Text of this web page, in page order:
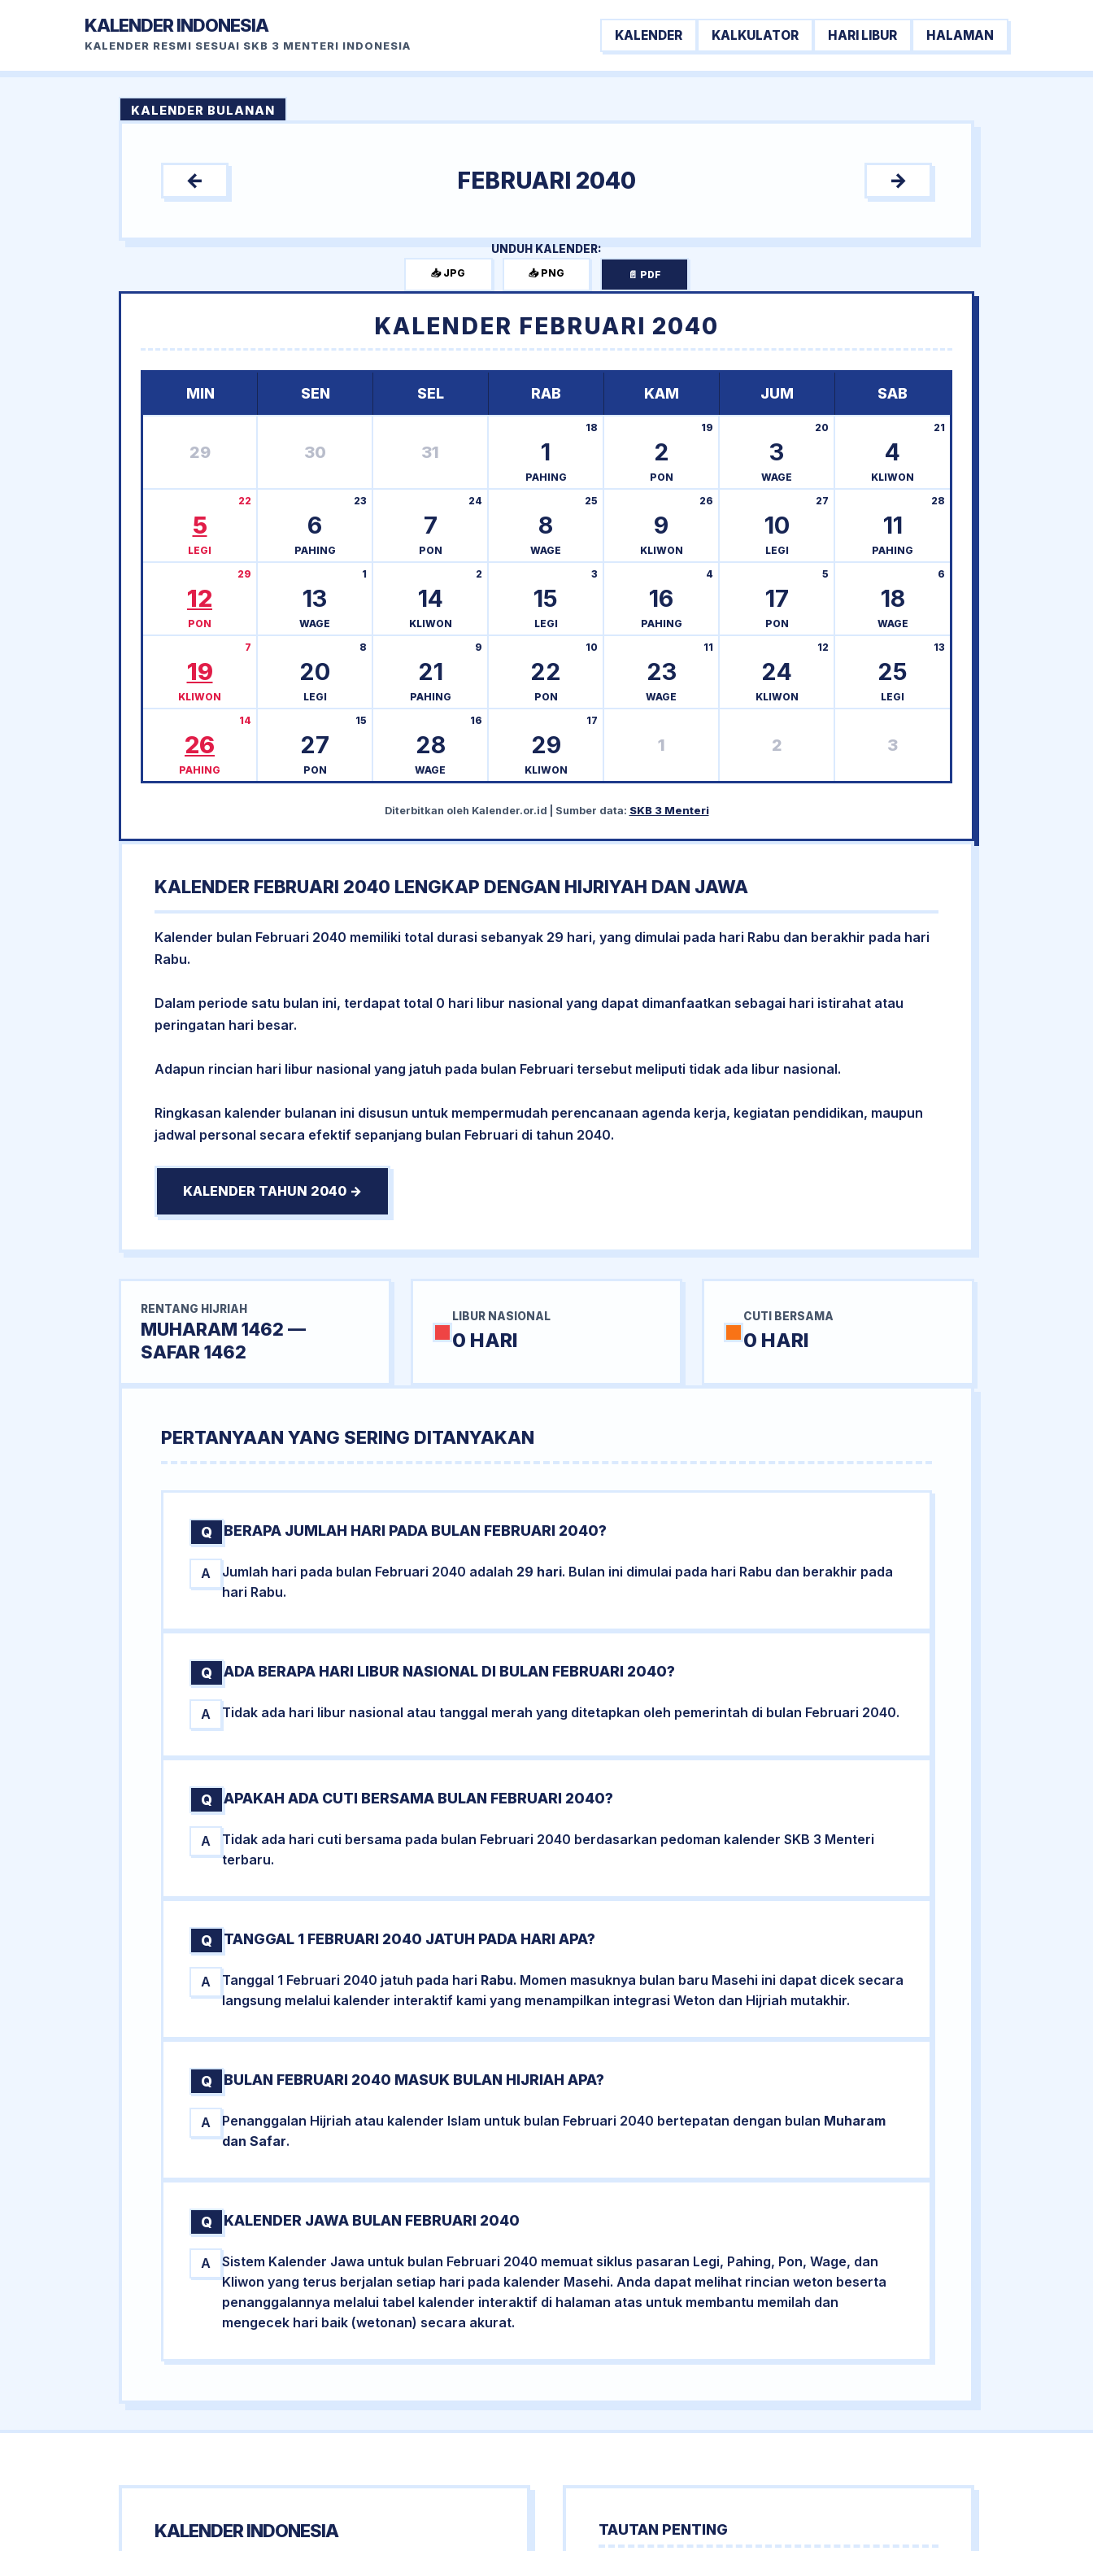
KALENDER INDONESIA
KALENDER RESMI SESUAI SKB 3 MENTERI INDONESIA
KALENDER KALKULATOR HARI LIBUR HALAMAN
KALENDER BULANAN
← FEBRUARI 2040 →
UNDUH KALENDER:
📥 JPG 📥 PNG 📄 PDF
KALENDER FEBRUARI 2040
MIN SEN SEL RAB KAM JUM SAB
29 30 31 1
18
PAHING
2
19
PON
3
20
WAGE
4
21
KLIWON
5
22
LEGI
6
23
PAHING
7
24
PON
8
25
WAGE
9
26
KLIWON
10
27
LEGI
11
28
PAHING
12
29
PON
13
1
WAGE
14
2
KLIWON
15
3
LEGI
16
4
PAHING
17
5
PON
18
6
WAGE
19
7
KLIWON
20
8
LEGI
21
9
PAHING
22
10
PON
23
11
WAGE
24
12
KLIWON
25
13
LEGI
26
14
PAHING
27
15
PON
28
16
WAGE
29
17
KLIWON
1 2 3
Diterbitkan oleh Kalender.or.id | Sumber data: SKB 3 Menteri
KALENDER FEBRUARI 2040 LENGKAP DENGAN HIJRIYAH DAN JAWA
Kalender bulan Februari 2040 memiliki total durasi sebanyak 29 hari, yang dimulai pada hari Rabu dan berakhir pada hari
Rabu.
Dalam periode satu bulan ini, terdapat total 0 hari libur nasional yang dapat dimanfaatkan sebagai hari istirahat atau
peringatan hari besar.
Adapun rincian hari libur nasional yang jatuh pada bulan Februari tersebut meliputi tidak ada libur nasional.
Ringkasan kalender bulanan ini disusun untuk mempermudah perencanaan agenda kerja, kegiatan pendidikan, maupun
jadwal personal secara efektif sepanjang bulan Februari di tahun 2040.
KALENDER TAHUN 2040 →
RENTANG HIJRIAH
MUHARAM 1462 —
SAFAR 1462
LIBUR NASIONAL
0 HARI
CUTI BERSAMA
0 HARI
PERTANYAAN YANG SERING DITANYAKAN
Q BERAPA JUMLAH HARI PADA BULAN FEBRUARI 2040?
A Jumlah hari pada bulan Februari 2040 adalah 29 hari. Bulan ini dimulai pada hari Rabu dan berakhir pada
hari Rabu.
Q ADA BERAPA HARI LIBUR NASIONAL DI BULAN FEBRUARI 2040?
A Tidak ada hari libur nasional atau tanggal merah yang ditetapkan oleh pemerintah di bulan Februari 2040.
Q APAKAH ADA CUTI BERSAMA BULAN FEBRUARI 2040?
A
Tidak ada hari cuti bersama pada bulan Februari 2040 berdasarkan pedoman kalender SKB 3 Menteri
terbaru.
Q TANGGAL 1 FEBRUARI 2040 JATUH PADA HARI APA?
A Tanggal 1 Februari 2040 jatuh pada hari Rabu. Momen masuknya bulan baru Masehi ini dapat dicek secara
langsung melalui kalender interaktif kami yang menampilkan integrasi Weton dan Hijriah mutakhir.
Q BULAN FEBRUARI 2040 MASUK BULAN HIJRIAH APA?
A Penanggalan Hijriah atau kalender Islam untuk bulan Februari 2040 bertepatan dengan bulan Muharam
dan Safar.
Q KALENDER JAWA BULAN FEBRUARI 2040
A
Sistem Kalender Jawa untuk bulan Februari 2040 memuat siklus pasaran Legi, Pahing, Pon, Wage, dan
Kliwon yang terus berjalan setiap hari pada kalender Masehi. Anda dapat melihat rincian weton beserta
penanggalannya melalui tabel kalender interaktif di halaman atas untuk membantu memilah dan
mengecek hari baik (wetonan) secara akurat.
KALENDER INDONESIA TAUTAN PENTING